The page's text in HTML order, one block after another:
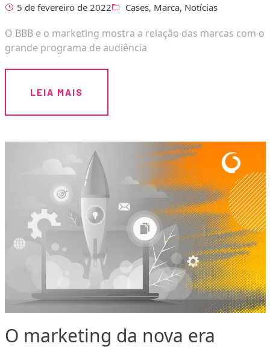
5 de fevereiro de 2022 Cases, Marca, Notícias
O BBB e o marketing mostra a relação das marcas com o
grande programa de audiência
LEIA MAIS
O marketing da nova era